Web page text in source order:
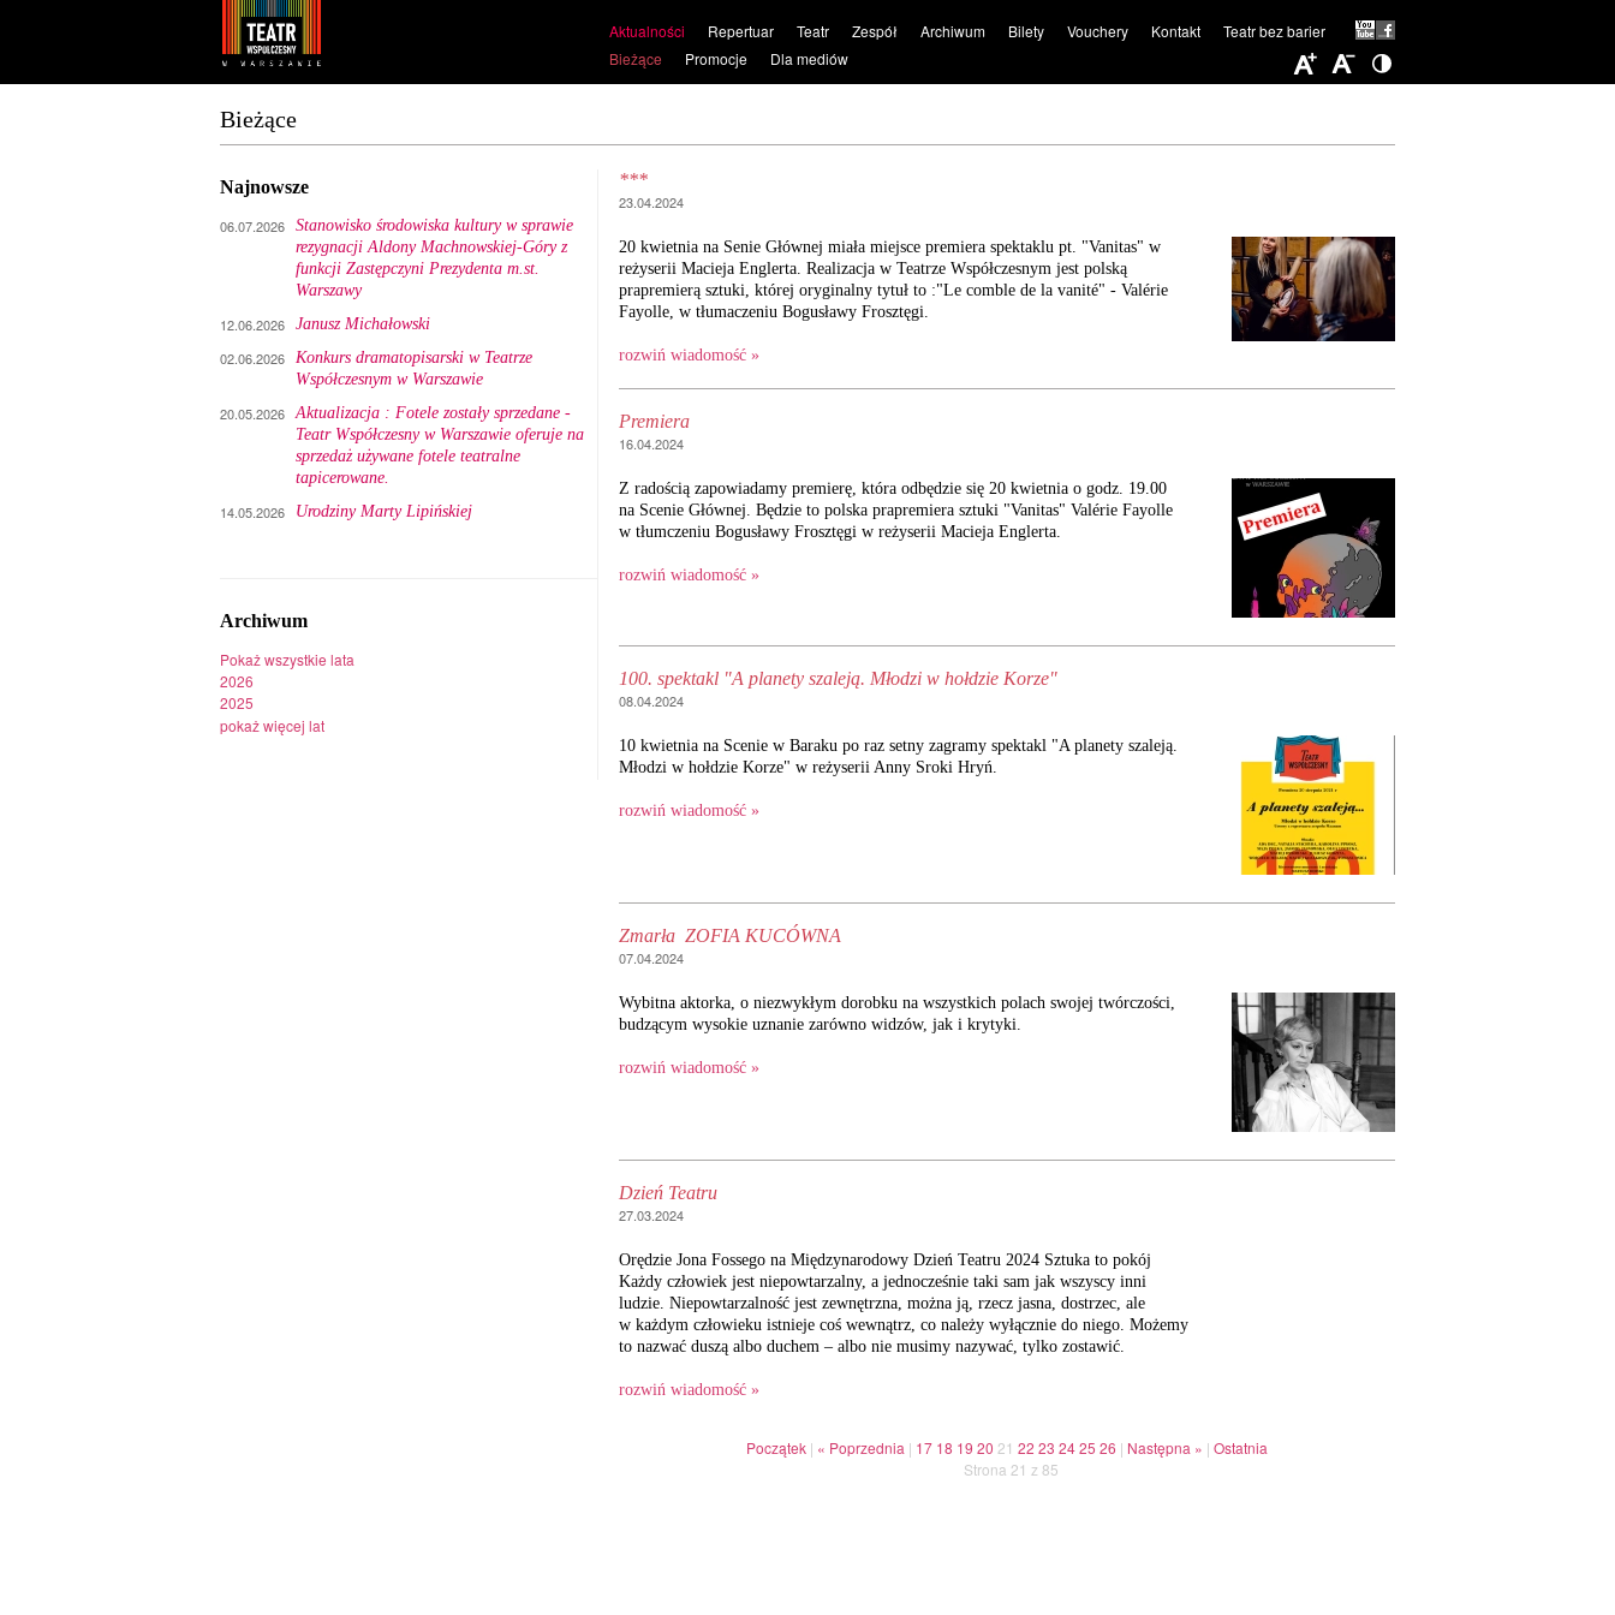
Aktualności
Bieżące
Promocje Dla mediów
Repertuar Teatr Zespół Archiwum Bilety Vouchery Kontakt Teatr bez barier
Bieżące
Najnowsze
06.07.2026 Stanowisko środowiska kultury w sprawie
rezygnacji Aldony Machnowskiej-Góry z
funkcji Zastępczyni Prezydenta m.st.
Warszawy
12.06.2026 Janusz Michałowski
02.06.2026 Konkurs dramatopisarski w Teatrze
Współczesnym w Warszawie
20.05.2026 Aktualizacja : Fotele zostały sprzedane -
Teatr Współczesny w Warszawie oferuje na
sprzedaż używane fotele teatralne
tapicerowane.
14.05.2026 Urodziny Marty Lipińskiej
Archiwum
Pokaż wszystkie lata
2026
2025
pokaż więcej lat
***
23.04.2024
20 kwietnia na Senie Głównej miała miejsce premiera spektaklu pt. "Vanitas" w
reżyserii Macieja Englerta. Realizacja w Teatrze Współczesnym jest polską
prapremierą sztuki, której oryginalny tytuł to :"Le comble de la vanité" - Valérie
Fayolle, w tłumaczeniu Bogusławy Frosztęgi.
rozwiń wiadomość »
Premiera
16.04.2024
Z radością zapowiadamy premierę, która odbędzie się 20 kwietnia o godz. 19.00
na Scenie Głównej. Będzie to polska prapremiera sztuki "Vanitas" Valérie Fayolle
w tłumczeniu Bogusławy Frosztęgi w reżyserii Macieja Englerta.
rozwiń wiadomość »
100. spektakl "A planety szaleją. Młodzi w hołdzie Korze"
08.04.2024
10 kwietnia na Scenie w Baraku po raz setny zagramy spektakl "A planety szaleją.
Młodzi w hołdzie Korze" w reżyserii Anny Sroki Hryń.
rozwiń wiadomość »
Zmarła ZOFIA KUCÓWNA
07.04.2024
Wybitna aktorka, o niezwykłym dorobku na wszystkich polach swojej twórczości,
budzącym wysokie uznanie zarówno widzów, jak i krytyki.
rozwiń wiadomość »
Dzień Teatru
27.03.2024
Orędzie Jona Fossego na Międzynarodowy Dzień Teatru 2024 Sztuka to pokój
Każdy człowiek jest niepowtarzalny, a jednocześnie taki sam jak wszyscy inni
ludzie. Niepowtarzalność jest zewnętrzna, można ją, rzecz jasna, dostrzec, ale
w każdym człowieku istnieje coś wewnątrz, co należy wyłącznie do niego. Możemy
to nazwać duszą albo duchem – albo nie musimy nazywać, tylko zostawić.
rozwiń wiadomość »
Początek | « Poprzednia | 17 18 19 20 21 22 23 2425 26 | Następna » | Ostatnia
Strona 21 z 85